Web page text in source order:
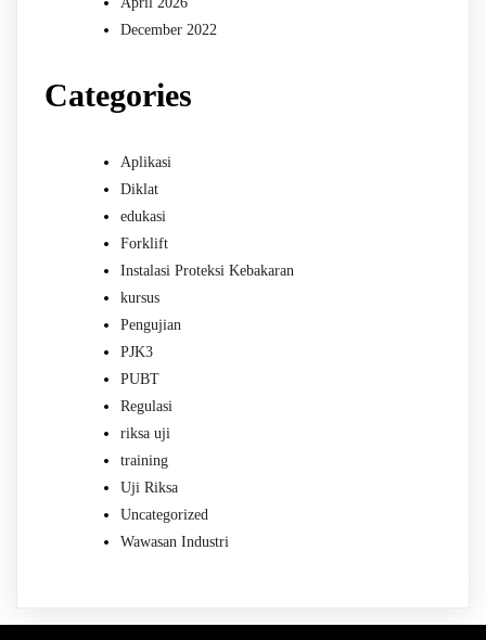
December 2022
Categories
Aplikasi
Diklat
edukasi
Forklift
Instalasi Proteksi Kebakaran
kursus
Pengujian
PJK3
PUBT
Regulasi
riksa uji
training
Uji Riksa
Uncategorized
Wawasan Industri